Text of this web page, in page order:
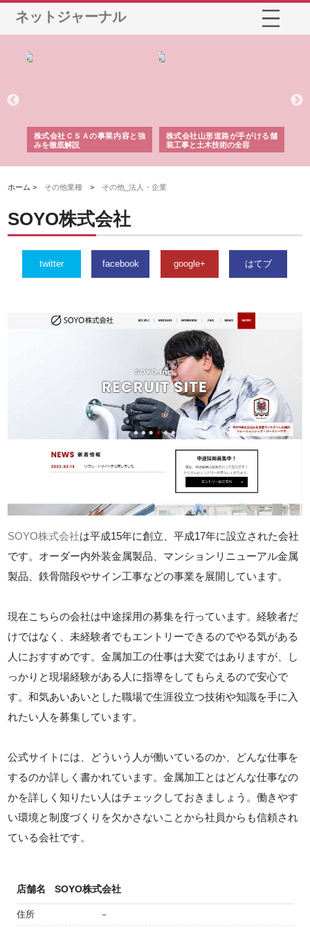
ネットジャーナル
株式会社ＣＳＡの事業内容と強
みを徹底解説
株式会社山形道路が手がける舗
装工事と土木技術の全容
ホーム > その他業種 > その他_法人・企業
SOYO株式会社
twitter facebook google+ はてブ
SOYO株式会社は平成15年に創立、平成17年に設立された会社
です。オーダー内外装金属製品、マンションリニューアル金属
製品、鉄骨階段やサイン工事などの事業を展開しています。
現在こちらの会社は中途採用の募集を行っています。経験者だ
けではなく、未経験者でもエントリーできるのでやる気がある
人におすすめです。金属加工の仕事は大変ではありますが、し
っかりと現場経験がある人に指導をしてもらえるので安心で
す。和気あいあいとした職場で生涯役立つ技術や知識を手に入
れたい人を募集しています。
公式サイトには、どういう人が働いているのか、どんな仕事を
するのか詳しく書かれています。金属加工とはどんな仕事なの
かを詳しく知りたい人はチェックしておきましょう。働きやす
い環境と制度づくりを欠かさないことから社員からも信頼され
ている会社です。
店舗名 SOYO株式会社
住所 －